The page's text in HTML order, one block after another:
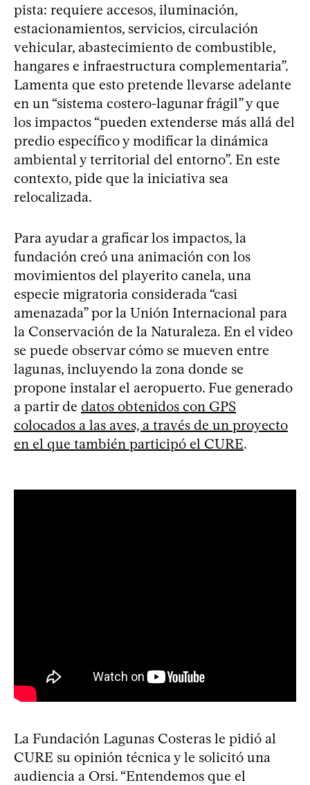
pista: requiere accesos, iluminación,
estacionamientos, servicios, circulación
vehicular, abastecimiento de combustible,
hangares e infraestructura complementaria”.
Lamenta que esto pretende llevarse adelante
en un “sistema costero-lagunar frágil” y que
los impactos “pueden extenderse más allá del
predio específico y modificar la dinámica
ambiental y territorial del entorno”. En este
contexto, pide que la iniciativa sea
relocalizada.
Para ayudar a graficar los impactos, la
fundación creó una animación con los
movimientos del playerito canela, una
especie migratoria considerada “casi
amenazada” por la Unión Internacional para
la Conservación de la Naturaleza. En el video
se puede observar cómo se mueven entre
lagunas, incluyendo la zona donde se
propone instalar el aeropuerto. Fue generado
a partir de datos obtenidos con GPS
colocados a las aves, a través de un proyecto
en el que también participó el CURE.
La Fundación Lagunas Costeras le pidió al
CURE su opinión técnica y le solicitó una
audiencia a Orsi. “Entendemos que el